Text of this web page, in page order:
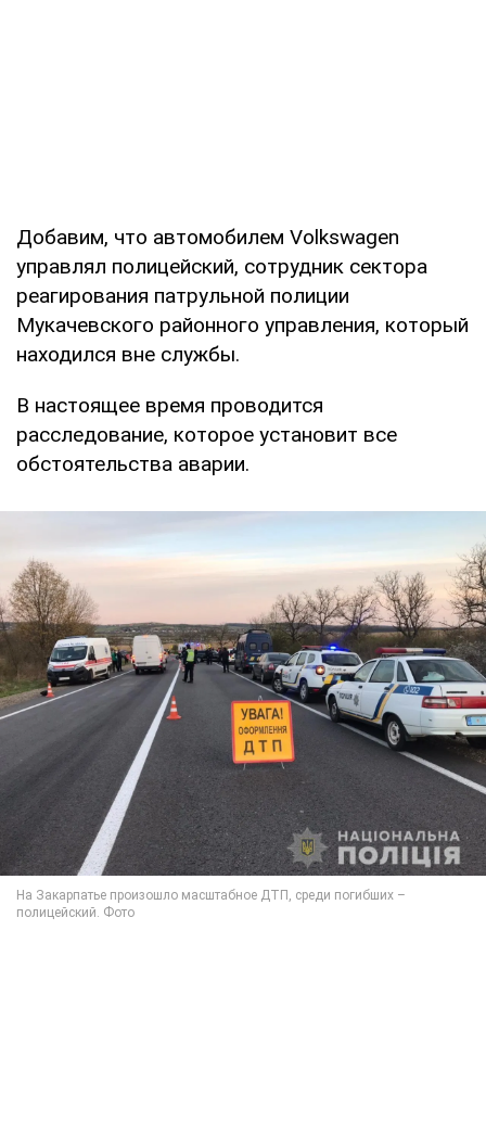
Добавим, что автомобилем Volkswagen
управлял полицейский, сотрудник сектора
реагирования патрульной полиции
Мукачевского районного управления, который
находился вне службы.
В настоящее время проводится
расследование, которое установит все
обстоятельства аварии.